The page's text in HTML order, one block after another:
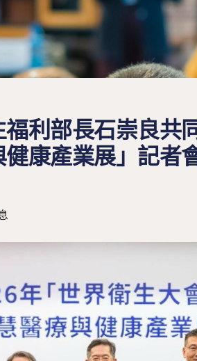
利部長石崇良共
康產業展」記者